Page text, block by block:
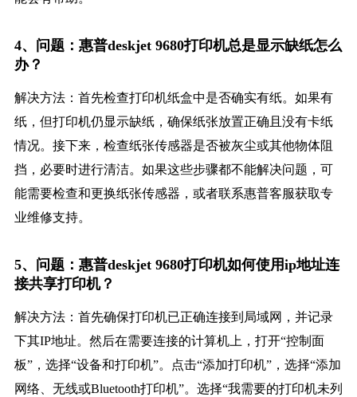
4、问题：惠普deskjet 9680打印机总是显示缺纸怎么
办？
解决方法：首先检查打印机纸盒中是否确实有纸。如果有
纸，但打印机仍显示缺纸，确保纸张放置正确且没有卡纸
情况。接下来，检查纸张传感器是否被灰尘或其他物体阻
挡，必要时进行清洁。如果这些步骤都不能解决问题，可
能需要检查和更换纸张传感器，或者联系惠普客服获取专
业维修支持。
5、问题：惠普deskjet 9680打印机如何使用ip地址连
接共享打印机？
解决方法：首先确保打印机已正确连接到局域网，并记录
下其IP地址。然后在需要连接的计算机上，打开“控制面
板”，选择“设备和打印机”。点击“添加打印机”，选择“添加
网络、无线或Bluetooth打印机”。选择“我需要的打印机未列